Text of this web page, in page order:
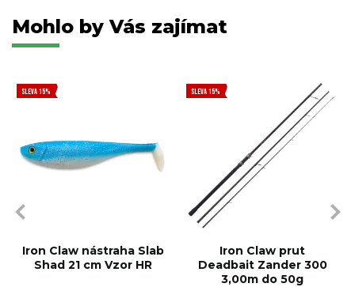
Mohlo by Vás zajímat
SLEVA 15%
Iron Claw nástraha Slab
Shad 21 cm Vzor HR
SLEVA 15%
Iron Claw prut
Deadbait Zander 300
3,00m do 50g